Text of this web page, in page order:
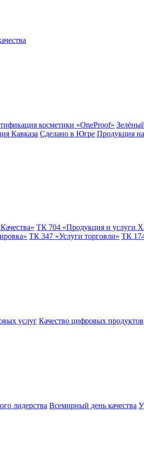
косметики «OneProof»
Кавказа Сделано в Югре Продукция
ТК 704 «Продукция и услуги
ТК 347 «Услуги торговли» ТК
услуг Качество цифровых продуктов
лидерства Всемирный день качества